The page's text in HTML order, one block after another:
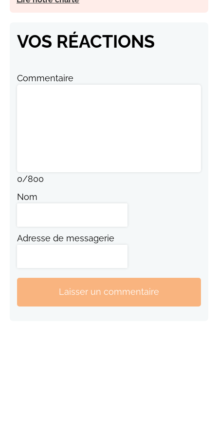
VOS RÉACTIONS
Commentaire
0/800
Nom
Adresse de messagerie
Laisser un commentaire